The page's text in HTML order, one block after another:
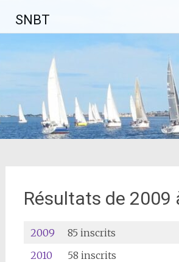
contenu
SNBT
Résultats de 2009
2009
85 inscrits
2010
58 inscrits